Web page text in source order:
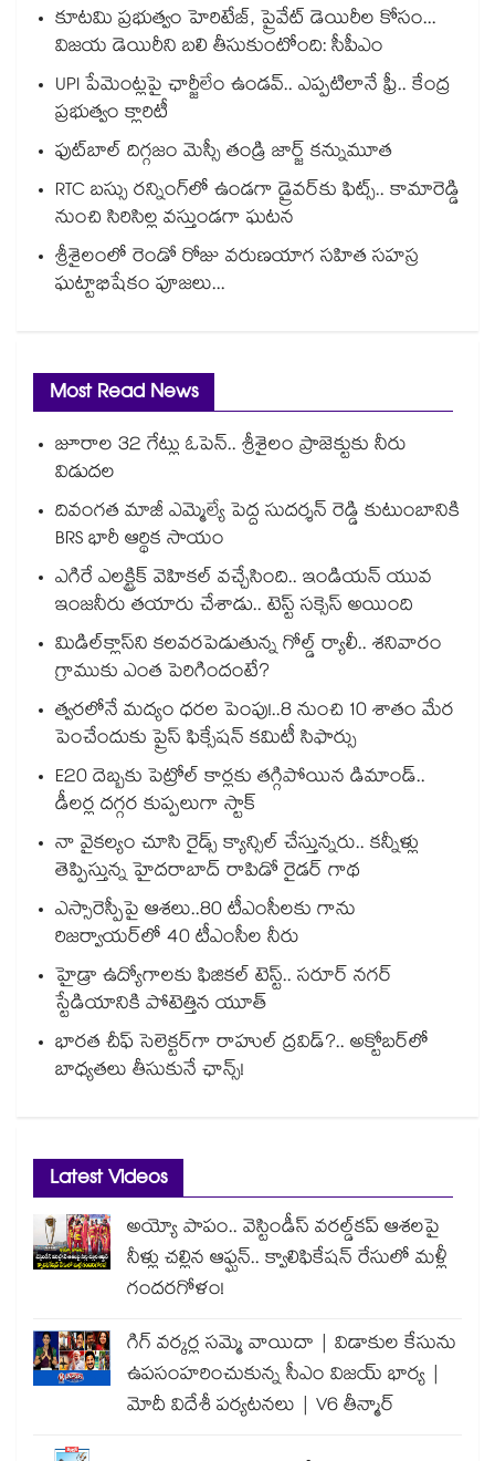
కూటమి ప్రభుత్వం హెరిటేజ్, ప్రైవేట్ డెయిరీల కోసం...
విజయ డెయిరీని బలి తీసుకుంటోంది: సీపీఎం
UPI పేమెంట్లపై ఛార్జీలేం ఉండవ్.. ఎప్పటిలానే ఫ్రీ.. కేంద్ర
ప్రభుత్వం క్లారిటీ
ఫుట్‎బాల్ దిగ్గజం మెస్సీ తండ్రి జార్జ్ కన్నుమూత
RTC బస్సు రన్నింగ్⁫లో ఉండగా డ్రైవర్‌కు ఫిట్స్.. కామారెడ్డి
నుంచి సిరిసిల్ల వస్తుండగా ఘటన
శ్రీశైలంలో రెండో రోజు వరుణయాగ సహిత సహస్ర
ఘట్టాభిషేకం పూజలు...
Most Read News
జూరాల 32 గేట్లు ఓపెన్.. శ్రీశైలం ప్రాజెక్టుకు నీరు
విడుదల
దివంగత మాజీ ఎమ్మెల్యే పెద్ద సుదర్శన్ రెడ్డి కుటుంబానికి
BRS భారీ ఆర్థిక సాయం
ఎగిరే ఎలక్ట్రిక్ వెహికల్ వచ్చేసింది.. ఇండియన్ యువ
ఇంజనీరు తయారు చేశాడు.. టెస్ట్ సక్సెస్ అయింది
మిడిల్‌క్లాస్‌ని కలవరపెడుతున్న గోల్డ్ ర్యాలీ.. శనివారం
గ్రాముకు ఎంత పెరిగిందంటే?
త్వరలోనే మద్యం ధ‌‌ర‌‌ల పెంపు!..8 నుంచి 10 శాతం మేర
పెంచేందుకు ప్రైస్ ఫిక్సేష‌‌న్ క‌‌మిటీ సిఫార్సు
E20 దెబ్బకు పెట్రోల్ కార్లకు తగ్గిపోయిన డిమాండ్..
డీలర్ల దగ్గర కుప్పలుగా స్టాక్
నా వైకల్యం చూసి రైడ్స్ క్యాన్సిల్ చేస్తున్నరు.. కన్నీళ్లు
తెప్పిస్తున్న హైదరాబాద్ రాపిడో రైడర్ గాథ
ఎస్సారెస్పీపై ఆశలు..80 టీఎంసీలకు గాను
రిజర్వాయర్‌‌‌‌‌‌‌‌‌‌‌‌‌‌‌‌లో 40 టీఎంసీల నీరు
హైడ్రా ఉద్యోగాలకు ఫిజికల్ టెస్ట్.. సరూర్ నగర్
స్టేడియానికి పోటెత్తిన యూత్
భారత చీఫ్ సెలెక్టర్⁬గా రాహుల్ ద్రవిడ్?.. అక్టోబర్‌లో
బాధ్యతలు తీసుకునే ఛాన్స్!
Latest Videos
అయ్యో పాపం.. వెస్టిండీస్ వరల్డ్‌కప్ ఆశలపై
నీళ్లు చల్లిన ఆఫ్ఘన్.. క్వాలిఫికేషన్ రేసులో మళ్లీ
గందరగోళం!
గిగ్ వర్కర్ల సమ్మె వాయిదా | విడాకుల కేసును
ఉపసంహరించుకున్న సీఎం విజయ్ భార్య |
మోదీ విదేశీ పర్యటనలు | V6 తీన్మార్